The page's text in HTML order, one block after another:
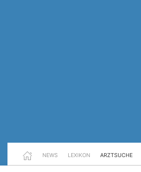
NEWS LEXIKON ARZTSUCHE